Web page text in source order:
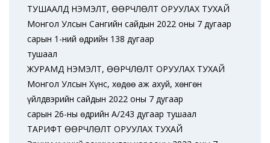
ТУШААЛД НЭМЭЛТ, ӨӨРЧЛӨЛТ ОРУУЛАХ ТУХАЙ
Монгол Улсын Сангийн сайдын 2022 оны 7 дугаар
сарын 1-ний өдрийн 138 дугаар
тушаал
ЖУРАМД НЭМЭЛТ, ӨӨРЧЛӨЛТ ОРУУЛАХ ТУХАЙ
Монгол Улсын Хүнс, хөдөө аж ахуй, хөнгөн
үйлдвэрийн сайдын 2022 оны 7 дугаар
сарын 26-ны өдрийн А/243 дугаар тушаал
ТАРИФТ ӨӨРЧЛӨЛТ ОРУУЛАХ ТУХАЙ